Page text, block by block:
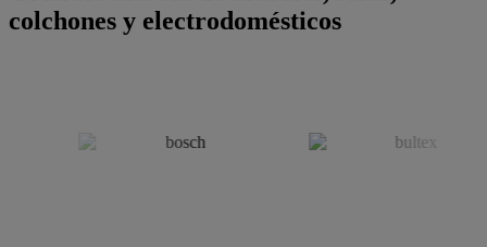
colchones y electrodomésticos